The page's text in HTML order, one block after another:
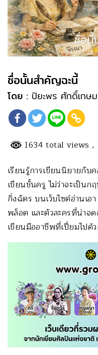
ชื่อนั้นสำคัญฉะนี้
โดย : ปิยะพร ศักดิ์เกษม
1634 total views ,
เรียนรู้การเขียนนิยายกั
เขียนชั้นครู ไม่ว่าจะเป็น
กิ่งฉัตร บนเว็บไซต์อ่านเอ
พล็อต และตัวละครที่น่าจ
เขียนมืออาชีพที่เปี่ยมไป